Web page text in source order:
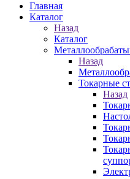
Главная
Каталог
Назад
Каталог
Назад
Токарные
Назад